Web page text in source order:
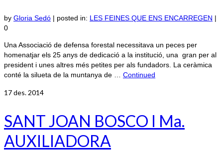
by Gloria Sedó | posted in: LES FEINES QUE ENS ENCARREGEN |
0
Una Associació de defensa forestal necessitava un peces per
homenatjar els 25 anys de dedicació a la institució, una gran per al
president i unes altres més petites per als fundadors. La ceràmica
conté la silueta de la muntanya de … Continued
17des. 2014
SANT JOAN BOSCO I Ma.
AUXILIADORA